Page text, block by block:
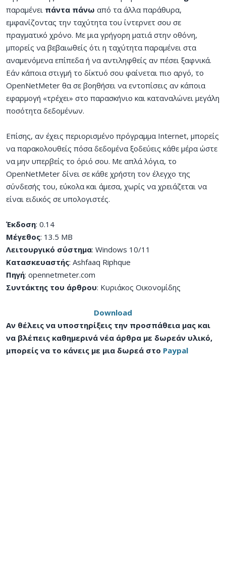
παραμένει πάντα πάνω από τα άλλα παράθυρα,
εμφανίζοντας την ταχύτητα του ίντερνετ σου σε
πραγματικό χρόνο. Με μια γρήγορη ματιά στην οθόνη,
μπορείς να βεβαιωθείς ότι η ταχύτητα παραμένει στα
αναμενόμενα επίπεδα ή να αντιληφθείς αν πέσει ξαφνικά.
Εάν κάποια στιγμή το δίκτυό σου φαίνεται πιο αργό, το
OpenNetMeter θα σε βοηθήσει να εντοπίσεις αν κάποια
εφαρμογή «τρέχει» στο παρασκήνιο και καταναλώνει μεγάλη
ποσότητα δεδομένων.
Επίσης, αν έχεις περιορισμένο πρόγραμμα Internet, μπορείς
να παρακολουθείς πόσα δεδομένα ξοδεύεις κάθε μέρα ώστε
να μην υπερβείς το όριό σου. Με απλά λόγια, το
OpenNetMeter δίνει σε κάθε χρήστη τον έλεγχο της
σύνδεσής του, εύκολα και άμεσα, χωρίς να χρειάζεται να
είναι ειδικός σε υπολογιστές.
Έκδοση: 0.14
Μέγεθος: 13.5 MB
Λειτουργικό σύστημα: Windows 10/11
Κατασκευαστής: Ashfaaq Riphque
Πηγή: opennetmeter.com
Συντάκτης του άρθρου: Κυριάκος Οικονομίδης
Download
Αν θέλεις να υποστηρίξεις την προσπάθεια μας και
να βλέπεις καθημερινά νέα άρθρα με δωρεάν υλικό,
μπορείς να το κάνεις με μια δωρεά στο Paypal